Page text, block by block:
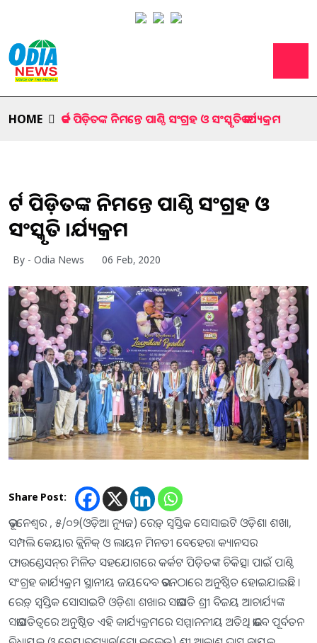
HOME କର୍କଟ ପିଡ଼ିତଙ୍କ ନିମନ୍ତେ ପାଣ୍ଠି ସଂଗ୍ରହ ଓ ସଂସ୍କୃତିକ କାର୍ଯ୍ୟକ୍ରମ
କର୍କଟ ପିଡ଼ିତଙ୍କ ନିମନ୍ତେ ପାଣ୍ଠି ସଂଗ୍ରହ ଓ
ସଂସ୍କୃତିକ କାର୍ଯ୍ୟକ୍ରମ
By - Odia News 06 Feb, 2020
Share Post:
ଭୂବନେଶ୍ୱର , ୫/୦୨(ଓଡ଼ିଆ ନ୍ୟୁଜ) ରେଡ଼୍ ସ୍ୱସ୍ତିକ ସୋସାଇଟି ଓଡ଼ିଶା ଶଖା,
ସମ୍ପଲି କେୟାର କ୍ଲିନିକ୍ ଓ ଲାୟନ ମିନତୀ ବେହେରା କ୍ୟାନସର
ଫାଉଣ୍ଡେସନ୍‌ର ମିଳିତ ସହଯୋଗରେ କର୍କଟ ପିଡ଼ିତଙ୍କ ଚିକିତ୍ସା ପାଇଁ ପାଣ୍ଠି
ସଂଗ୍ରହ କାର୍ଯ୍ୟକ୍ରମ ସ୍ଥାନୀୟ ଜୟଦେବ ଭବନଠାରେ ଅନୁଷ୍ଠିତ ହୋଇଯାଇଛି ।
ରେଡ଼୍ ସ୍ୱସ୍ତିକ ସୋସାଇଟି ଓଡ଼ିଶା ଶଖାର ସଭାପତି ଶ୍ରୀ ବିଜୟ ଆଚାର୍ଯ୍ୟଙ୍କ
ସଭାପତିତ୍ୱରେ ଅନୁଷ୍ଠିତ ଏହି କାର୍ଯ୍ୟକ୍ରମରେ ସମ୍ମାନନୀୟ ଅତିଥି ଭାବେ ପୂର୍ବତନ